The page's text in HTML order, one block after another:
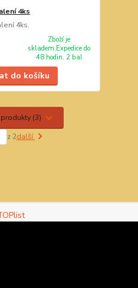
4ks
4ks.
Zboží je
skladem.Expedice do
48 hodin. 2 bal
do košíku
(3)
z 2další